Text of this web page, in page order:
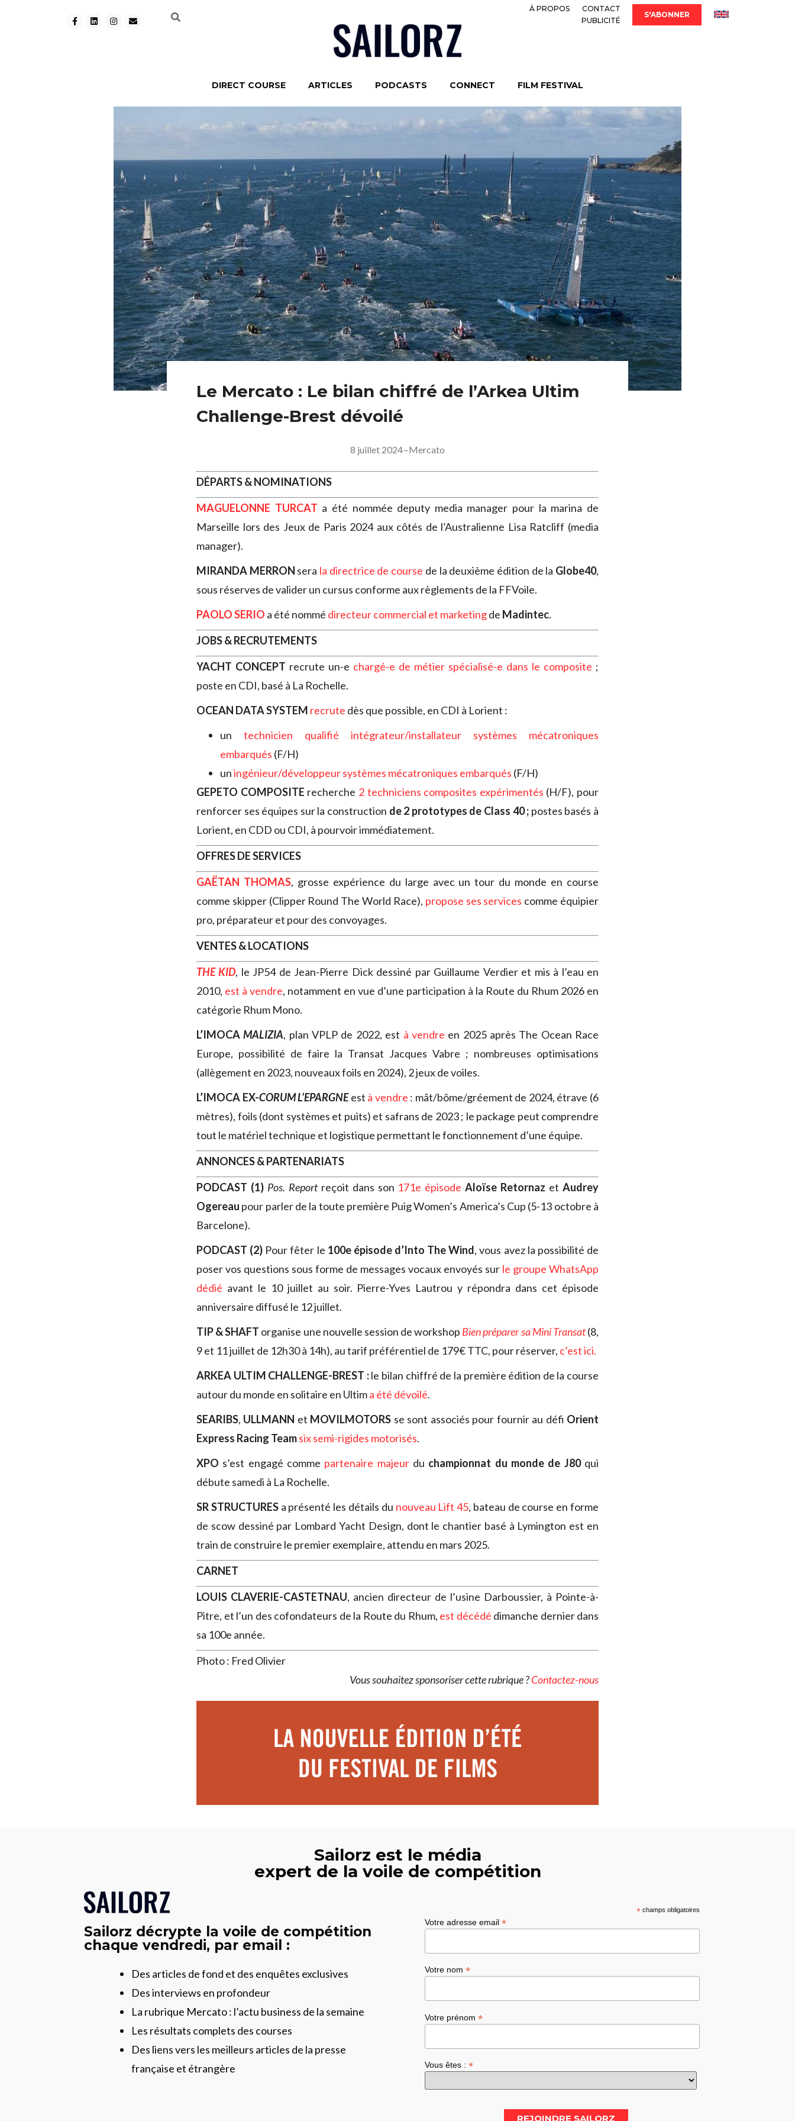
À PROPOS
CONTACT
PUBLICITÉ
S'ABONNER
DIRECT COURSE ARTICLES PODCASTS CONNECT FILM FESTIVAL
Le Mercato : Le bilan chiffré de l’Arkea Ultim
Challenge-Brest dévoilé
8 juillet 2024–Mercato
DÉPARTS & NOMINATIONS
MAGUELONNE TURCAT a été nommée deputy media manager pour la marina de
Marseille lors des Jeux de Paris 2024 aux côtés de l’Australienne Lisa Ratcliff (media
manager).
MIRANDA MERRON sera la directrice de course de la deuxième édition de la Globe40,
sous réserves de valider un cursus conforme aux règlements de la FFVoile.
PAOLO SERIO a été nommé directeur commercial et marketingde Madintec.
JOBS & RECRUTEMENTS
YACHT CONCEPT recrute un-e chargé-e de métier spécialisé-e dans le composite ;
poste en CDI, basé à La Rochelle.
OCEAN DATA SYSTEM recrute dès que possible, en CDI à Lorient :
un technicien qualifié intégrateur/installateur systèmes mécatroniques
embarqués (F/H)
uningénieur/développeur systèmes mécatroniques embarqués (F/H)
GEPETO COMPOSITE recherche 2 techniciens composites expérimentés (H/F), pour
renforcer ses équipes sur la construction de 2 prototypes de Class 40 ; postes basés à
Lorient, en CDD ou CDI, à pourvoir immédiatement.
OFFRES DE SERVICES
GAËTAN THOMAS, grosse expérience du large avec un tour du monde en course
comme skipper (Clipper Round The World Race), propose ses services comme équipier
pro, préparateur et pour des convoyages.
VENTES & LOCATIONS
THE KID, le JP54 de Jean-Pierre Dick dessiné par Guillaume Verdier et mis à l’eau en
2010, est à vendre, notamment en vue d’une participation à la Route du Rhum 2026 en
catégorie Rhum Mono.
L’IMOCAMALIZIA, plan VPLP de 2022, est à vendre en 2025 après The Ocean Race
Europe, possibilité de faire la Transat Jacques Vabre ; nombreuses optimisations
(allègement en 2023, nouveaux foils en 2024), 2 jeux de voiles.
L’IMOCA EX-CORUM L’EPARGNEest à vendre : mât/bôme/gréement de 2024, étrave (6
mètres), foils (dont systèmes et puits) et safrans de 2023 ; le package peut comprendre
tout le matériel technique et logistique permettant le fonctionnement d’une équipe.
ANNONCES & PARTENARIATS
PODCAST (1) Pos. Reportreçoit dans son 171e épisode Aloïse Retornaz etAudrey
Ogereau pour parler de la toute première Puig Women’s America’s Cup (5-13 octobre à
Barcelone).
PODCAST (2) Pour fêter le 100e épisode d’Into The Wind, vous avez la possibilité de
poser vos questions sous forme de messages vocaux envoyés sur le groupe WhatsApp
dédié avant le 10 juillet au soir. Pierre-Yves Lautrou y répondra dans cet épisode
anniversaire diffusé le 12 juillet.
TIP & SHAFT organise une nouvelle session de workshop Bien préparer sa Mini Transat(8,
9 et 11 juillet de 12h30 à 14h), au tarif préférentiel de 179€ TTC, pour réserver, c’est ici.
ARKEA ULTIM CHALLENGE-BREST :le bilan chiffré de la première édition de la course
autour du monde en solitaire en Ultima été dévoilé.
SEARIBS, ULLMANN et MOVILMOTORS se sont associés pour fournir au défi Orient
Express Racing Teamsix semi-rigides motorisés.
XPO s’est engagé comme partenaire majeurdu championnat du monde de J80qui
débute samedi à La Rochelle.
SR STRUCTURESa présenté les détails du nouveau Lift 45, bateau de course en forme
de scow dessiné par Lombard Yacht Design, dont le chantier basé à Lymington est en
train de construire le premier exemplaire, attendu en mars 2025.
CARNET
LOUIS CLAVERIE-CASTETNAU, ancien directeur de l’usine Darboussier, à Pointe-à-
Pitre, et l’un des cofondateurs de la Route du Rhum, est décédé dimanche dernier dans
sa 100e année.
Photo : Fred Olivier
Vous souhaitez sponsoriser cette rubrique ?Contactez-nous
Sailorz est le média
expert de la voile de compétition
Sailorz décrypte la voile de compétition
chaque vendredi, par email :
Des articles de fond et des enquêtes exclusives
Des interviews en profondeur
La rubrique Mercato : l’actu business de la semaine
Les résultats complets des courses
Des liens vers les meilleurs articles de la presse
française et étrangère
*champs obligatoires
Votre adresse email *
Votre nom *
Votre prénom *
Vous êtes : *